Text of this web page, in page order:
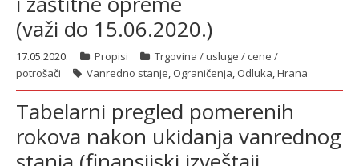
Актуелно
Подаци
Линкови
О нама
(važi do 15.06.2020.)
17.05.2020. Propisi
Trgovina / usluge / cene /
potrošači
Vanredno stanje, Ograničenja, Odluka,Hrana
Tabelarni pregled pomerenih
rokova nakon ukidanja vanrednog